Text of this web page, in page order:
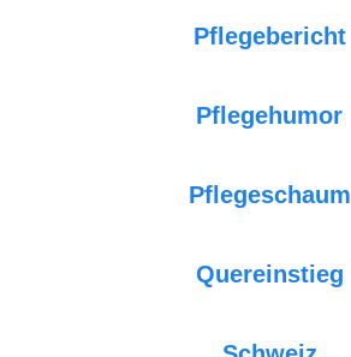
Pflegebericht
Pflegehumor
Pflegeschaum
Quereinstieg